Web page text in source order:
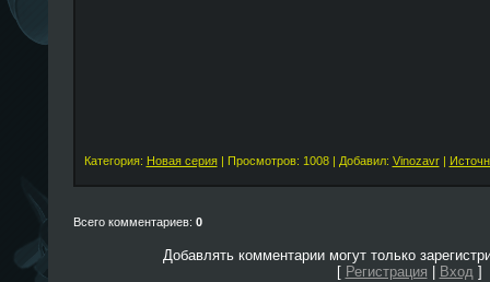
Категория: Новая серия| Просмотров: 1008 | Добавил: Vinozavr|
Всего комментариев: 0
Добавлять комментарии могут только
[ Регистрация Вход]